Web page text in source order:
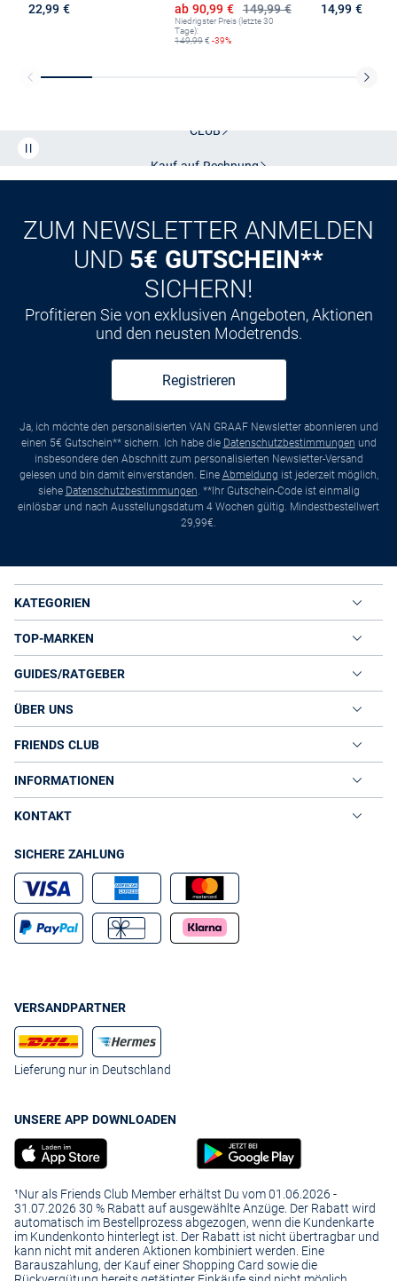
22,99 €
149,99 €
Ermäßigter Preis
ab 90,99 €
Niedrigster Preis (letzte 30
Tage):
149,99€ -39%
14,99 €
CLUB
Kauf auf Rechnung
ZUM NEWSLETTER ANMELDEN
UND 5€ GUTSCHEIN**
SICHERN!
Profitieren Sie von exklusiven Angeboten, Aktionen
und den neusten Modetrends.
Registrieren
Ja, ich möchte den personalisierten VAN GRAAF Newsletter abonnieren und
einen 5€ Gutschein** sichern. Ich habe die Datenschutzbestimmungen und
insbesondere den Abschnitt zum personalisierten Newsletter-Versand
gelesen und bin damit einverstanden. Eine Abmeldung ist jederzeit möglich,
siehe Datenschutzbestimmungen. **Ihr Gutschein-Code ist einmalig
einlösbar und nach Ausstellungsdatum 4 Wochen gültig. Mindestbestellwert
29,99€.
KATEGORIEN
TOP-MARKEN
GUIDES/RATGEBER
ÜBER UNS
FRIENDS CLUB
INFORMATIONEN
KONTAKT
SICHERE ZAHLUNG
VERSANDPARTNER
Lieferung nur in Deutschland
UNSERE APP DOWNLOADEN
¹Nur als Friends Club Member erhältst Du vom 01.06.2026 -
31.07.2026 30 % Rabatt auf ausgewählte Anzüge. Der Rabatt wird
automatisch im Bestellprozess abgezogen, wenn die Kundenkarte
im Kundenkonto hinterlegt ist. Der Rabatt ist nicht übertragbar und
kann nicht mit anderen Aktionen kombiniert werden. Eine
Barauszahlung, der Kauf einer Shopping Card sowie die